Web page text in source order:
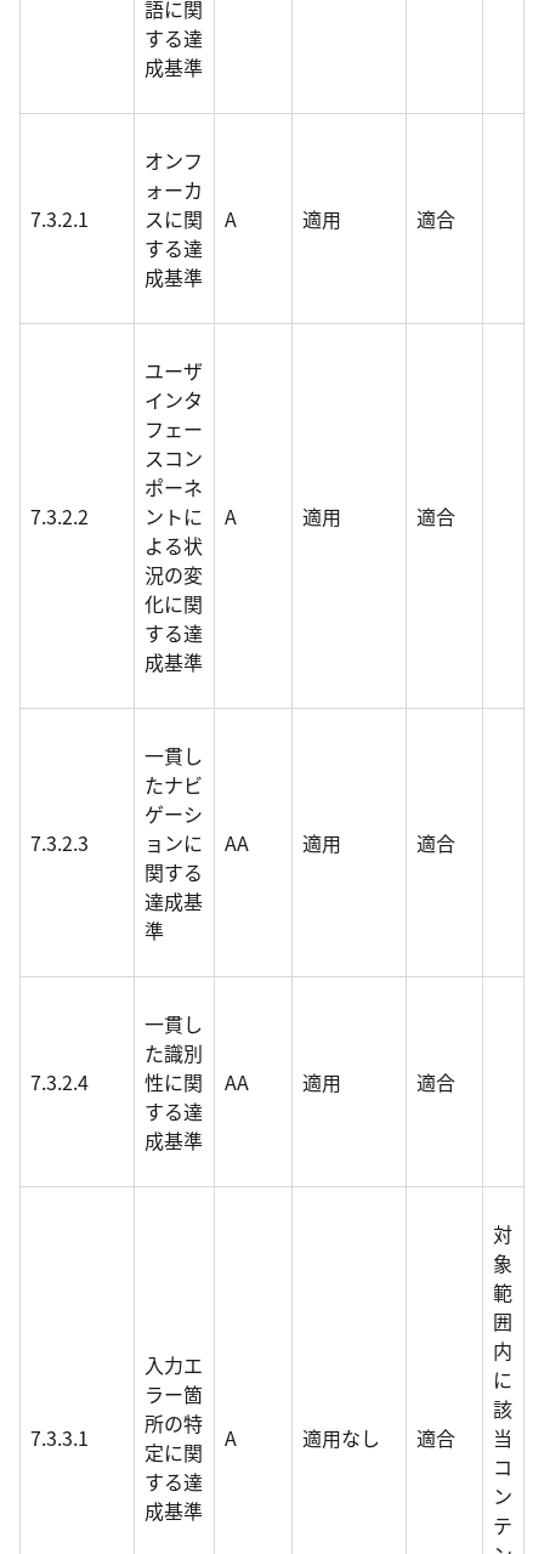
語に関
する達
成基準
7.3.2.1
オンフ
ォーカ
スに関
する達
成基準
A 適用 適合
7.3.2.2
ユーザ
インタ
フェー
スコン
ポーネ
ントに
よる状
況の変
化に関
する達
成基準
A 適用 適合
7.3.2.3
一貫し
たナビ
ゲーシ
ョンに
関する
達成基
準
AA 適用 適合
7.3.2.4
一貫し
た識別
性に関
する達
成基準
AA 適用 適合
7.3.3.1
入力エ
ラー箇
所の特
定に関
する達
成基準
A 適用なし 適合
対
象
範
囲
内
に
該
当
コ
ン
テ